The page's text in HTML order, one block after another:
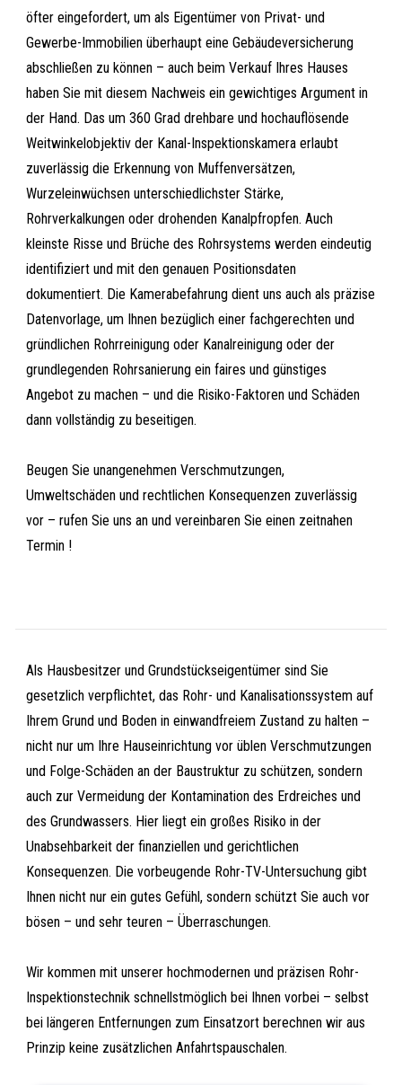
öfter eingefordert, um als Eigentümer von Privat- und
Gewerbe-Immobilien überhaupt eine Gebäudeversicherung
abschließen zu können – auch beim Verkauf Ihres Hauses
haben Sie mit diesem Nachweis ein gewichtiges Argument in
der Hand. Das um 360 Grad drehbare und hochauflösende
Weitwinkelobjektiv der Kanal-Inspektionskamera erlaubt
zuverlässig die Erkennung von Muffenversätzen,
Wurzeleinwüchsen unterschiedlichster Stärke,
Rohrverkalkungen oder drohenden Kanalpfropfen. Auch
kleinste Risse und Brüche des Rohrsystems werden eindeutig
identifiziert und mit den genauen Positionsdaten
dokumentiert. Die Kamerabefahrung dient uns auch als präzise
Datenvorlage, um Ihnen bezüglich einer fachgerechten und
gründlichen Rohrreinigung oder Kanalreinigung oder der
grundlegenden Rohrsanierung ein faires und günstiges
Angebot zu machen – und die Risiko-Faktoren und Schäden
dann vollständig zu beseitigen.
Beugen Sie unangenehmen Verschmutzungen,
Umweltschäden und rechtlichen Konsequenzen zuverlässig
vor – rufen Sie uns an und vereinbaren Sie einen zeitnahen
Termin !
Als Hausbesitzer und Grundstückseigentümer sind Sie
gesetzlich verpflichtet, das Rohr- und Kanalisationssystem auf
Ihrem Grund und Boden in einwandfreiem Zustand zu halten –
nicht nur um Ihre Hauseinrichtung vor üblen Verschmutzungen
und Folge-Schäden an der Baustruktur zu schützen, sondern
auch zur Vermeidung der Kontamination des Erdreiches und
des Grundwassers. Hier liegt ein großes Risiko in der
Unabsehbarkeit der finanziellen und gerichtlichen
Konsequenzen. Die vorbeugende Rohr-TV-Untersuchung gibt
Ihnen nicht nur ein gutes Gefühl, sondern schützt Sie auch vor
bösen – und sehr teuren – Überraschungen.
Wir kommen mit unserer hochmodernen und präzisen Rohr-
Inspektionstechnik schnellstmöglich bei Ihnen vorbei – selbst
bei längeren Entfernungen zum Einsatzort berechnen wir aus
Prinzip keine zusätzlichen Anfahrtspauschalen.